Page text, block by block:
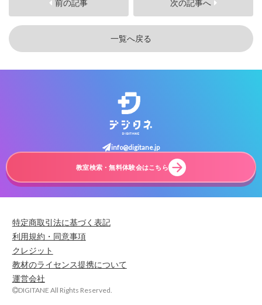
前の記事 次の記事へ
一覧へ戻る
info@digitane.jp
教室検索・無料体験会はこちら
特定商取引法に基づく表記
利用規約・同意事項
クレジット
教材のライセンス提携について
運営会社
DIGITANE All Rights Reserved.